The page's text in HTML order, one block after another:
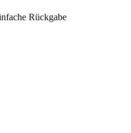
Rückgabe